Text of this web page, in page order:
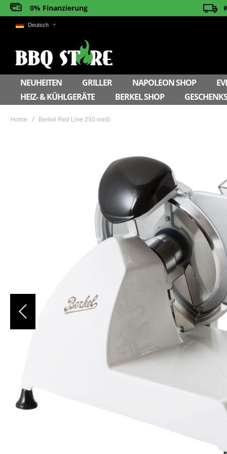
0% Finanzierung
Deutsch
NEUHEITEN GRILLER NAPOLEON SHOP
HEIZ- & KÜHLGERÄTE
BERKEL SHOP
Home Berkel Red Line 250 weiß